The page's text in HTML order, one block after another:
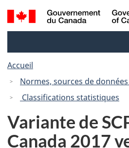
au
à
Recherche
et
Accueil
Normes, sources de
Classifications statistiques
Variante de
Canada 2017